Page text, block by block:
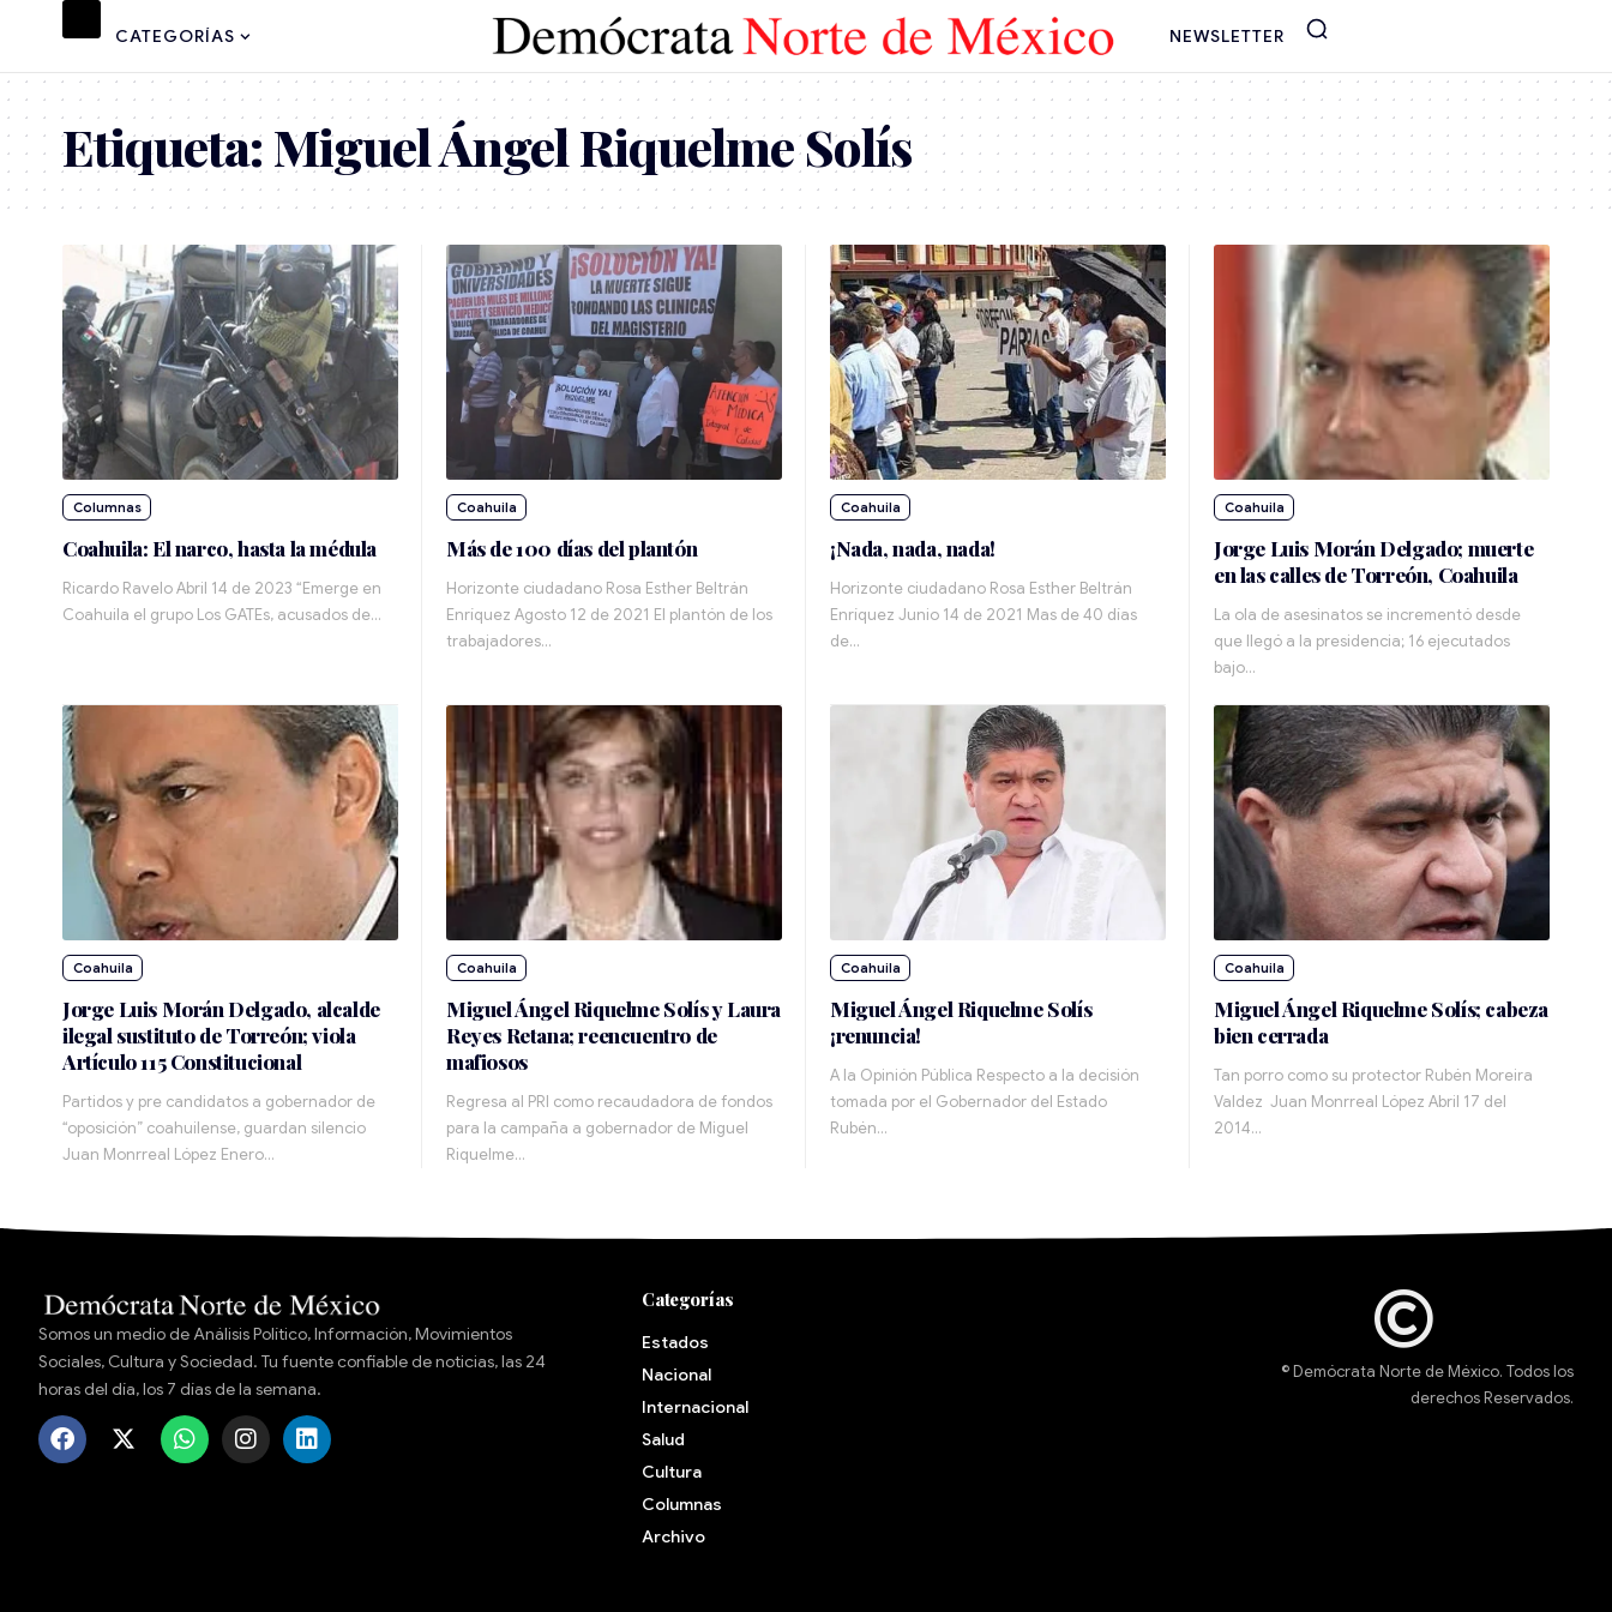
CATEGORÍAS NEWSLETTER
Etiqueta:Miguel Ángel Riquelme Solís
Columnas‏
Coahuila: El narco, hasta la médula
Ricardo Ravelo Abril 14 de 2023 “Emerge en
Coahuila el grupo Los GATEs, acusados de…
Coahuila
Más de 100 días del plantón
Horizonte ciudadano Rosa Esther Beltrán
Enríquez Agosto 12 de 2021 El plantón de los
trabajadores…
Coahuila
¡Nada, nada, nada!
Horizonte ciudadano Rosa Esther Beltrán
Enríquez Junio 14 de 2021 Mas de 40 días
de…
Coahuila
Jorge Luis Morán Delgado; muerte
en las calles de Torreón, Coahuila
La ola de asesinatos se incrementó desde
que llegó a la presidencia; 16 ejecutados
bajo…
Coahuila
Jorge Luis Morán Delgado, alcalde
ilegal sustituto de Torreón; viola
Artículo 115 Constitucional
Partidos y pre candidatos a gobernador de
“oposición” coahuilense, guardan silencio
Juan Monrreal López Enero…
Coahuila
Miguel Ángel Riquelme Solís y Laura
Reyes Retana; reencuentro de
mafiosos
Regresa al PRI como recaudadora de fondos
para la campaña a gobernador de Miguel
Riquelme…
Coahuila
Miguel Ángel Riquelme Solís
¡renuncia!
A la Opinión Pública Respecto a la decisión
tomada por el Gobernador del Estado
Rubén…
Coahuila
Miguel Ángel Riquelme Solís; cabeza
bien cerrada
Tan porro como su protector Rubén Moreira
Valdez Juan Monrreal López Abril 17 del
2014…
Somos un medio de Análisis Político, Información, Movimientos
Sociales, Cultura y Sociedad. Tu fuente confiable de noticias, las 24
horas del día, los 7 días de la semana.
Categorías
Estados
Nacional
Internacional
Salud
Cultura
Archivo
© Demócrata Norte de México. Todos los
derechos Reservados.